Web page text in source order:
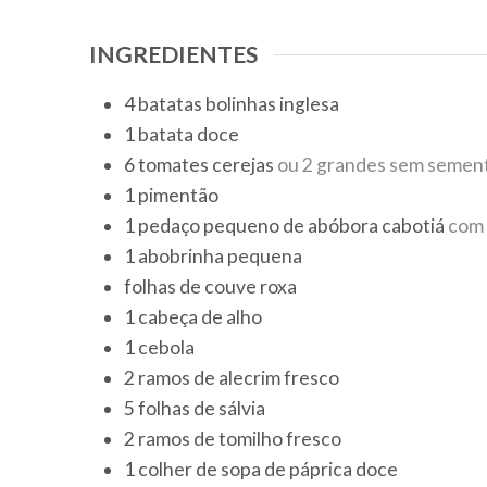
INGREDIENTES
4batatas bolinhas inglesa
1batata doce
6tomates cerejas ou 2 grandes sem
1pimentão
1pedaço pequeno de abóbora cabotiá com
1abobrinha pequena
folhas de couve roxa
1cabeça de alho
1cebola
2 ramos de alecrim fresco
5folhas de sálvia
2 ramos de tomilho fresco
1colher de sopa de páprica doce